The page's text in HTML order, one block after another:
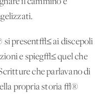
si present√≤ ai discepoli
e spieg√≤ quel che
che parlavano di
propria storia √®